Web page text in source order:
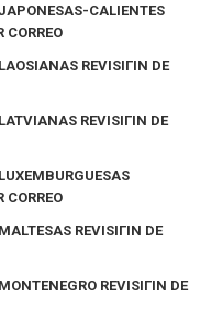
CALIENTES
CORREO
REVISIГІN DE
REVISIГІN DE
CORREO
REVISIГІN DE
REVISIГІN DE